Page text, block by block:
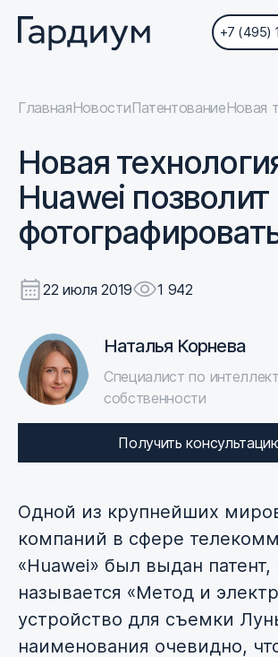
+7 (495)
ГлавнаяНовостиПатентованиеНовая
Новая
Huawei позволит
22 июля 2019 1 942
Одной из крупнейших
компаний в сфере
«Huawei» был выдан патент,
называется «Метод и
устройство для съемки
наименования очевидно,
Наталья Корнева
Специалист по
собственности
Получить